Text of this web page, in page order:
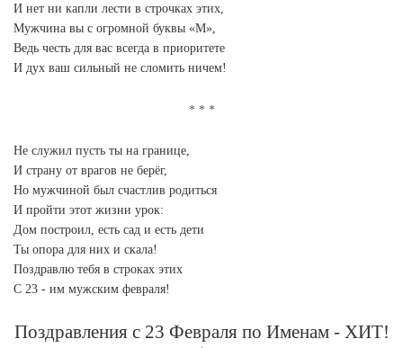
И нет ни капли лести в строчках этих,
Мужчина вы с огромной буквы «М»,
Ведь честь для вас всегда в приоритете
И дух ваш сильный не сломить ничем!
Не служил пусть ты на границе,
И страну от врагов не берёг,
Но мужчиной был счастлив родиться
И пройти этот жизни урок:
Дом построил, есть сад и есть дети
Ты опора для них и скала!
Поздравлю тебя в строках этих
С 23 - им мужским февраля!
Поздравления с 23 Февраля по Именам - ХИТ!